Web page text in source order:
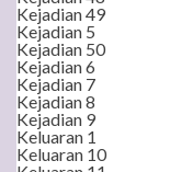
Kejadian 49
Kejadian 5
Kejadian 50
Kejadian 6
Kejadian 7
Kejadian 8
Kejadian 9
Keluaran 1
Keluaran 10